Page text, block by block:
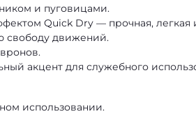
и пуговицами.
Quick Dry — прочная, легкая
свободу движений.
акцент для служебного
использовании.